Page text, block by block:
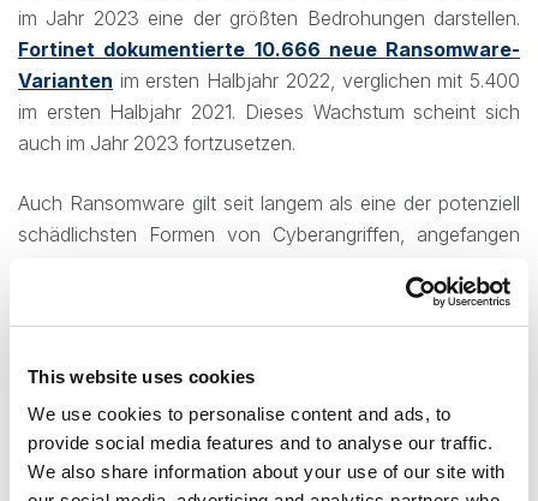
This website uses cookies
We use cookies to personalise content and ads, to
provide social media features and to analyse our traffic.
We also share information about your use of our site with
im Jahr 2023 eine der größten Bedrohungen darstellen.
Fortinet dokumentierte 10.666 neue Ransomware-
Varianten im ersten Halbjahr 2022, verglichen mit 5.400
im ersten Halbjahr 2021. Dieses Wachstum scheint sich
auch im Jahr 2023 fortzusetzen.
Auch Ransomware gilt seit langem als eine der potenziell
schädlichsten Formen von Cyberangriffen, angefangen
Cyberangriff auf die Lincoln University,der
die Einrichtung zur dauerhaften Schließung zwang. Da
2022 erholt, können wir davon ausgehen, dass schädliche
Ransomware-Angriffe weiterhin an Tempo und
Komplexität zunehmen werden .